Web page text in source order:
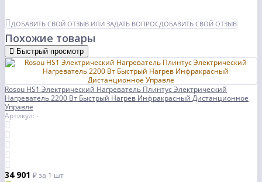
ДОБАВИТЬ СВОЙ ОТЗЫВ ИЛИ ЗАДАТЬ ВОПРОСДОБАВИТЬ СВОЙ ОТЗЫВ
Похожие товары
Быстрый просмотр
Rosou HS1 Электрический Нагреватель Плинтус Электрический
Нагреватель 2200 Вт Быстрый Нагрев Инфракрасный Дистанционное
Управле
Артикул: -
34 901 ₽за 1 шт